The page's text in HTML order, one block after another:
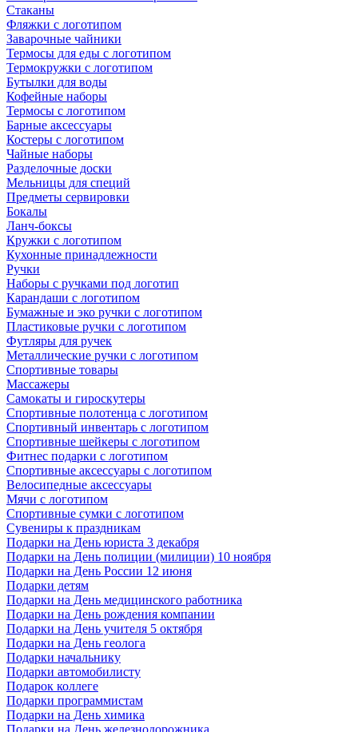
Стаканы
Фляжки с логотипом
Заварочные чайники
Термосы для еды с логотипом
Термокружки с логотипом
Бутылки для воды
Кофейные наборы
Термосы с логотипом
Барные аксессуары
Костеры с логотипом
Чайные наборы
Разделочные доски
Мельницы для специй
Предметы сервировки
Бокалы
Ланч-боксы
Кружки с логотипом
Кухонные принадлежности
Ручки
Наборы с ручками под логотип
Карандаши с логотипом
Бумажные и эко ручки с логотипом
Пластиковые ручки с логотипом
Футляры для ручек
Металлические ручки с логотипом
Спортивные товары
Массажеры
Самокаты и гироскутеры
Спортивные полотенца с логотипом
Спортивный инвентарь с логотипом
Спортивные шейкеры с логотипом
Фитнес подарки с логотипом
Спортивные аксессуары с логотипом
Велосипедные аксессуары
Мячи с логотипом
Спортивные сумки с логотипом
Сувениры к праздникам
Подарки на День юриста 3 декабря
Подарки на День полиции (милиции) 10 ноября
Подарки на День России 12 июня
Подарки детям
Подарки на День медицинского работника
Подарки на День рождения компании
Подарки на День учителя 5 октября
Подарки на День геолога
Подарки начальнику
Подарки автомобилисту
Подарок коллеге
Подарки программистам
Подарки на День химика
Подарки на День железнодорожника